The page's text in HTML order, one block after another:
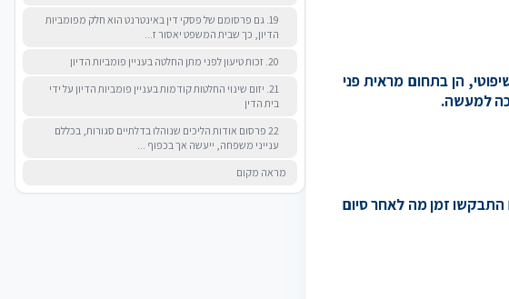
19. גם פרסומם של פסקי דין באינטרנט הוא חלק מפומביות
הדיון, כך שבית המשפט יאסור ז...
20. זכות טיעון לפני מתן החלטה בעניין פומביות הדיון
21. יזום שינוי החלטות קודמות בעניין פומביות הדיון על ידי
בית הדין
22 פרסום אודות הליכים שנוהלו בדלתיים סגורות, בכללם
ענייני משפחה, ייעשה אך בכפוף ...
מראה מקום
הן בתחום מראית פני
למעשה.
התבקשו זמן מה לאחר סיום